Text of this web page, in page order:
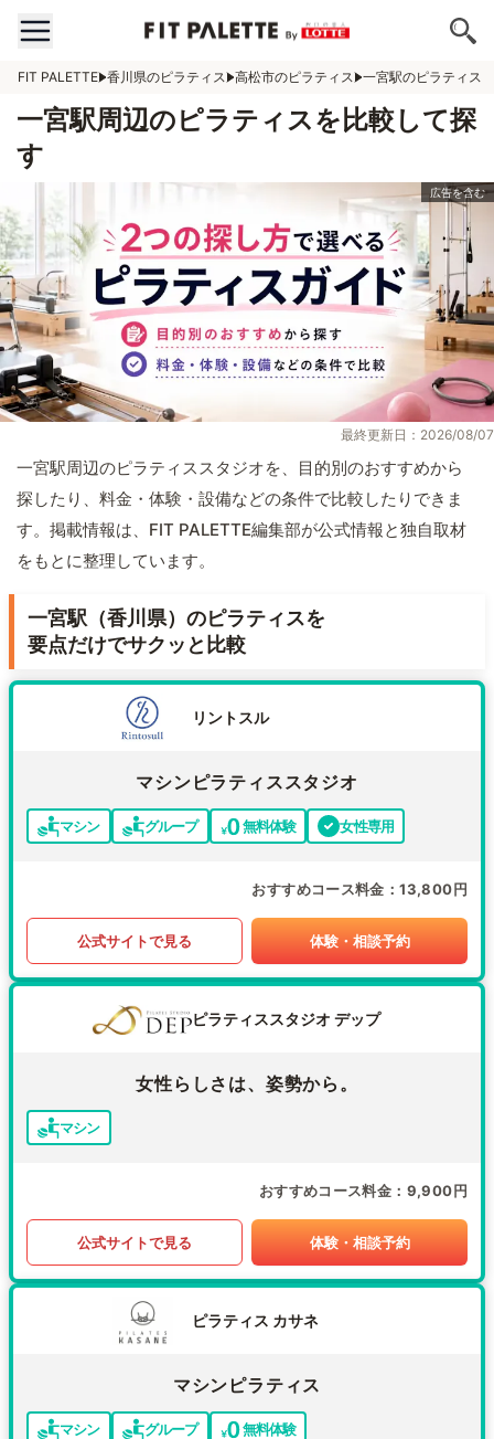
FIT PALETTE 香川県のピラティス 高松市のピラティス 一宮駅のピラティス
一宮駅周辺のピラティスを比較して探
す
最終更新日：2026/08/07
一宮駅周辺のピラティススタジオを、目的別のおすすめから
探したり、料金・体験・設備などの条件で比較したりできま
す。掲載情報は、FIT PALETTE編集部が公式情報と独自取材
をもとに整理しています。
一宮駅（香川県）のピラティスを
要点だけでサクッと比較
リントスル
マシンピラティススタジオ
マシン グループ 無料体験 女性専用
おすすめコース料金 13,800円
公式サイトで見る 体験・相談予約
ピラティススタジオ デップ
女性らしさは、姿勢から。
マシン
おすすめコース料金 9,900円
公式サイトで見る 体験・相談予約
ピラティス カサネ
マシンピラティス
マシン グループ 無料体験